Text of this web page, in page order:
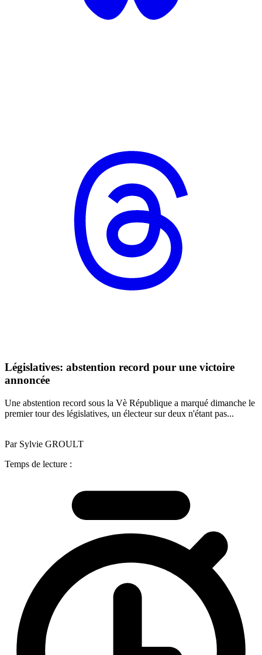
Législatives: abstention record pour une victoire
annoncée
Une abstention record sous la Vè République a marqué dimanche le
premier tour des législatives, un électeur sur deux n'étant pas...
Par Sylvie GROULT
Temps de lecture :